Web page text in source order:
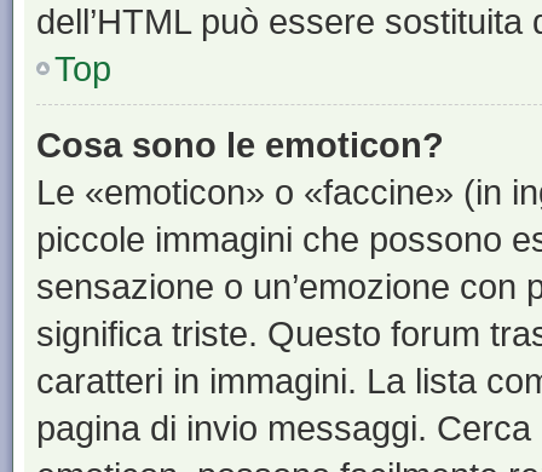
dell’HTML può essere sostituita
Top
Cosa sono le emoticon?
Le «emoticon» o «faccine» (in
piccole immagini che possono
sensazione o un’emozione
significa triste. Questo forum
caratteri in immagini. La lista
pagina di invio messaggi.